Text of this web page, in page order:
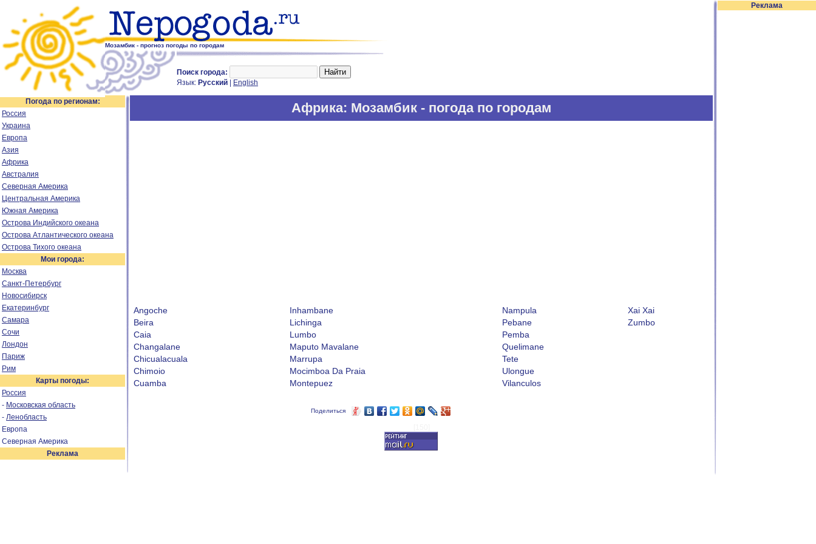
Мозамбик - прогноз погоды по городам
Поиск города:
Язык: Русский English
Реклама
Погода по регионам:
Россия
Украина
Европа
Азия
Африка
Австралия
Северная Америка
Центральная Америка
Южная Америка
Острова Индийского океана
Острова Атлантического океана
Острова Тихого океана
Мои города:
Москва
Санкт-Петербург
Новосибирск
Екатеринбург
Самара
Сочи
Лондон
Париж
Рим
Карты погоды:
Россия
- Московская область
- Ленобласть
Европа
Северная Америка
Реклама
Африка: Мозамбик - погода по городам
Angoche
Beira
Caia
Changalane
Chicualacuala
Chimoio
Cuamba
Inhambane
Lichinga
Lumbo
Maputo Mavalane
Marrupa
Mocimboa Da Praia
Montepuez
Nampula
Pebane
Pemba
Quelimane
Tete
Ulongue
Vilanculos
Xai Xai
Zumbo
Поделиться